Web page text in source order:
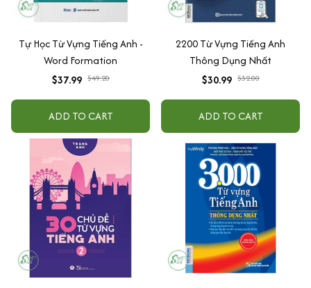
Tự Học Từ Vựng Tiếng Anh -
Word Formation
$37.99 $49.20
ADD TO CART
2200 Từ Vựng Tiếng Anh
Thông Dụng Nhất
$30.99 $32.00
ADD TO CART